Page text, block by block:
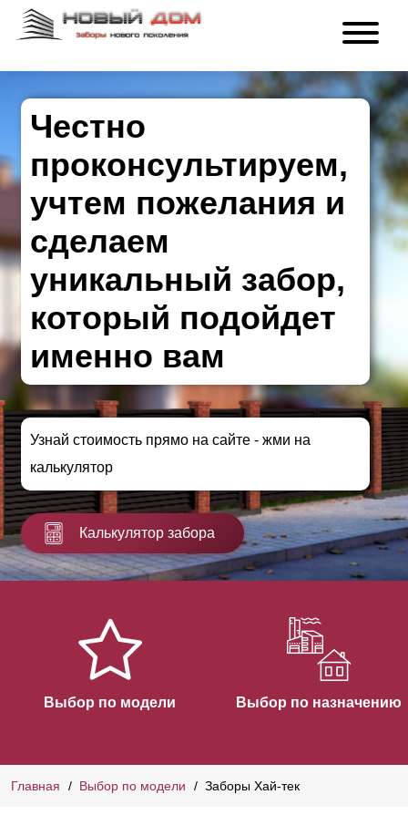
Честно
проконсультируем,
учтем пожелания и
сделаем
уникальный забор,
который подойдет
именно вам
Узнай стоимость прямо на сайте - жми на
калькулятор
Калькулятор забора
Выбор по модели Выбор по назначению
Главная Выбор по модели Заборы Хай-тек